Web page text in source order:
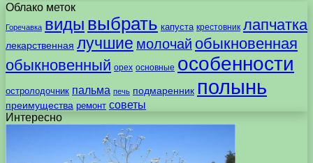
Облако меток
Горечавка виды выбрать капуста крестовник лапчатка
лекарственная лучшие молочай обыкновенная
обыкновенный орех основные особенности
остролодочник пальма печь подмаренник полынь
преимущества ремонт советы
Интересно